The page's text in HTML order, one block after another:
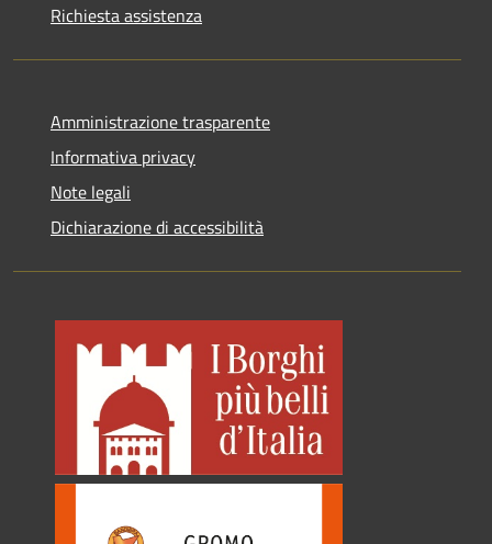
Richiesta assistenza
Amministrazione trasparente
Informativa privacy
Note legali
Dichiarazione di accessibilità